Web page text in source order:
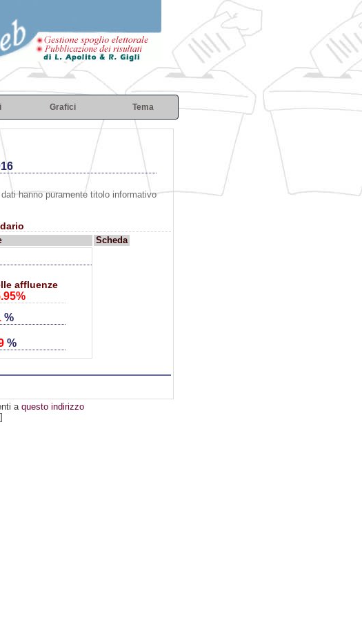
Grafici Tema
hanno puramente titolo informativo
Scheda
affluenze
%
%
a questo indirizzo